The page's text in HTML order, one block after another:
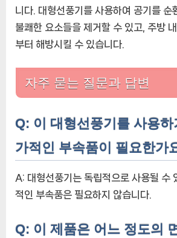
니다. 대형선풍기를 사용하여 공기를 순
불쾌한 요소들을 제거할 수 있고, 주방
부터 해방시킬 수 있습니다.
자주 묻는 질문과 답변
Q: 이 대형선풍기를 사용
가적인 부속품이 필요한가
A: 대형선풍기는 독립적으로 사용될 수
적인 부속품은 필요하지 않습니다.
Q: 이 제품은 어느 정도의